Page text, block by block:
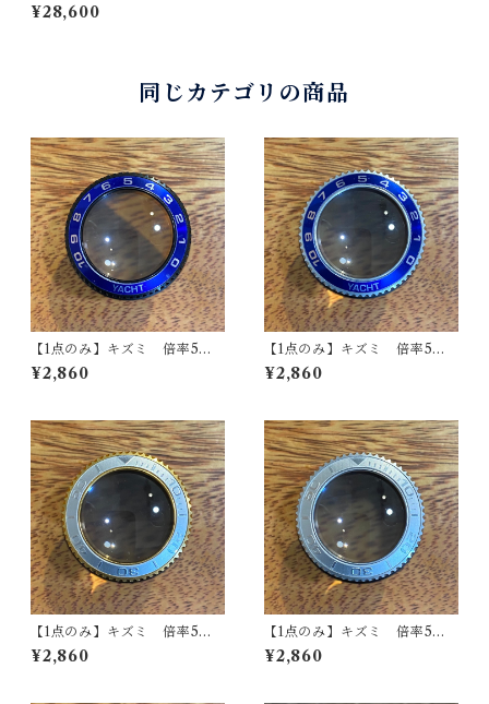
ボトムメタル貼り 背面刻印 シ
リアルナンバー入り ブラスボ
¥28,600
同じカテゴリの商品
【1点のみ】キズミ 倍率5
倍 ヨットマスター2タイプ
ベゼル青黒 金属製ルーペ
¥2,860
【1点のみ】キズミ 倍率5
倍 ヨットマスター2タイプ
ベゼル青銀 金属製ルーペ
¥2,860
【1点のみ】キズミ 倍率5
倍 ヨットマスタータイプ
ベゼル銀金 金属製ルーペ
¥2,860
【1点のみ】キズミ 倍率5
倍 ヨットマスタータイプ
ベゼル銀銀 金属製ルーペ
¥2,860